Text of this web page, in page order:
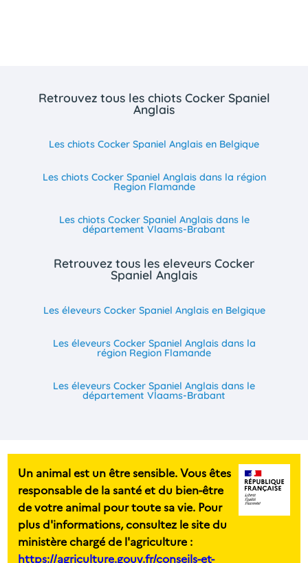
Retrouvez tous les chiots Cocker Spaniel
Anglais
Les chiots Cocker Spaniel Anglais en Belgique
Les chiots Cocker Spaniel Anglais dans la région
Region Flamande
Les chiots Cocker Spaniel Anglais dans le
département Vlaams-Brabant
Retrouvez tous les eleveurs Cocker
Spaniel Anglais
Les éleveurs Cocker Spaniel Anglais en Belgique
Les éleveurs Cocker Spaniel Anglais dans la
région Region Flamande
Les éleveurs Cocker Spaniel Anglais dans le
département Vlaams-Brabant
Un animal est un être sensible. Vous êtes
responsable de la santé et du bien-être
de votre animal pour toute sa vie. Pour
plus d'informations, consultez le site du
ministère chargé de l'agriculture :
https://agriculture.gouv.fr/conseils-et-